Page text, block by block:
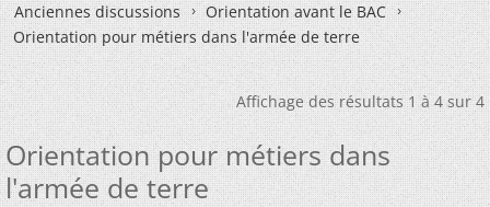
Anciennes discussions
Orientation avant le BAC
Orientation pour métiers dans l'armée de terre
Affichage des résultats 1 à 4 sur 4
Orientation pour métiers dans
l'armée de terre